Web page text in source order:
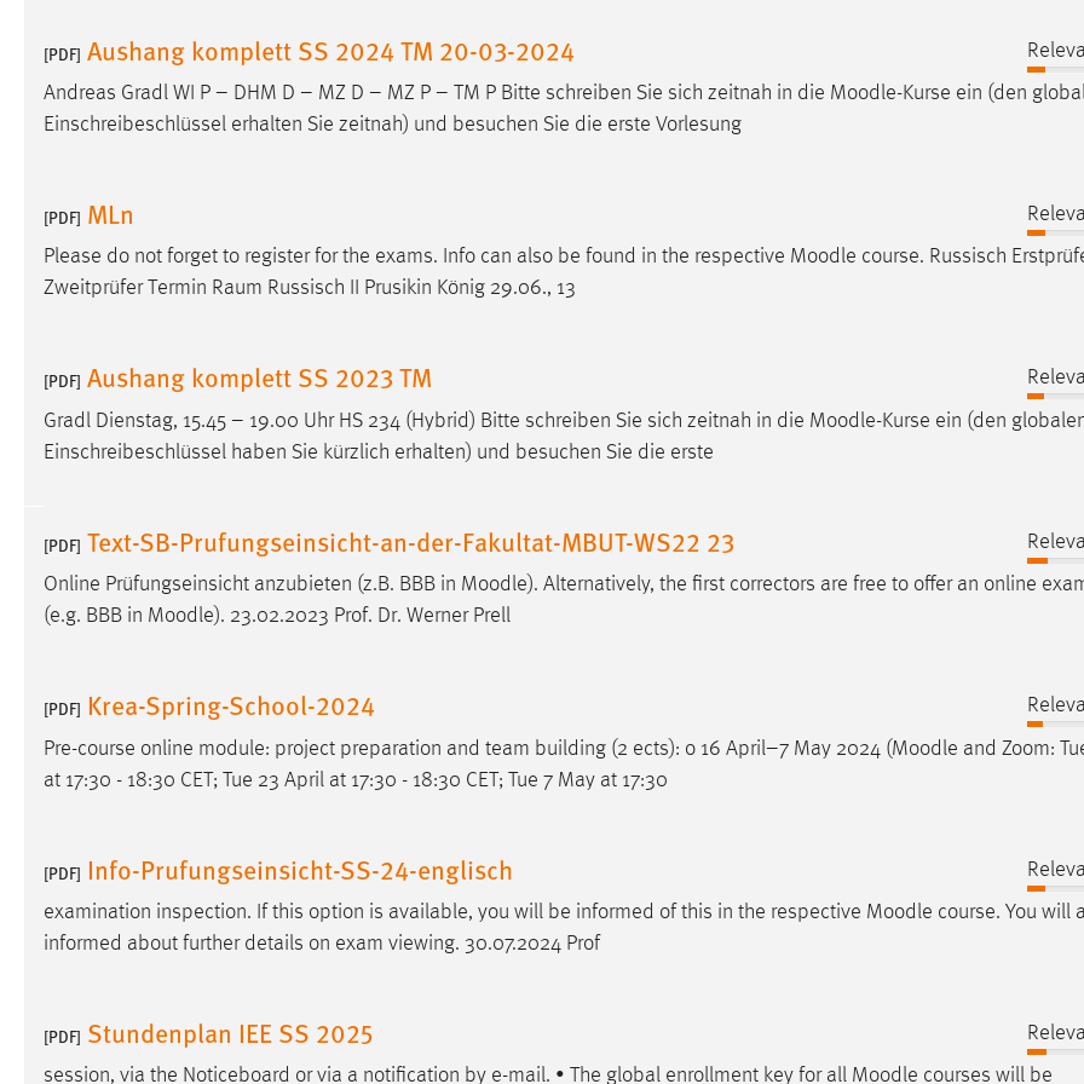
[PDF] Aushang komplett SS 2024 TM 20-03-2024
Andreas Gradl WI P – DHM D – MZ D – MZ P – TM P Bitte schreiben Sie sich zeitnah in die Moodle-Kurse ein (den
Einschreibeschlüssel erhalten Sie zeitnah) und besuchen Sie die erste Vorlesung
[PDF] MLn
Please do not forget to register for the exams. Info can also be found in the respective Moodle course. Russisch
Zweitprüfer Termin Raum Russisch II Prusikin König 29.06., 13
[PDF] Aushang komplett SS 2023 TM
Gradl Dienstag, 15.45 – 19.00 Uhr HS 234 (Hybrid) Bitte schreiben Sie sich zeitnah in die Moodle-Kurse ein (den
Einschreibeschlüssel haben Sie kürzlich erhalten) und besuchen Sie die erste
[PDF] Text-SB-Prufungseinsicht-an-der-Fakultat-MBUT-WS22 23
Online Prüfungseinsicht anzubieten (z.B. BBB in Moodle). Alternatively, the first correctors are free to offer an online
(e.g. BBB in Moodle). 23.02.2023 Prof. Dr. Werner Prell
[PDF] Krea-Spring-School-2024
Pre-course online module: project preparation and team building (2 ects): o 16 April–7 May 2024 (Moodle and Zoom:
at 17:30 - 18:30 CET; Tue 23 April at 17:30 - 18:30 CET; Tue 7 May at 17:30
[PDF] Info-Prufungseinsicht-SS-24-englisch
examination inspection. If this option is available, you will be informed of this in the respective Moodle course. You will
informed about further details on exam viewing. 30.07.2024 Prof
[PDF] Stundenplan IEE SS 2025
session, via the Noticeboard or via a notification by e-mail. • The global enrollment key for all Moodle courses will be
YouTube